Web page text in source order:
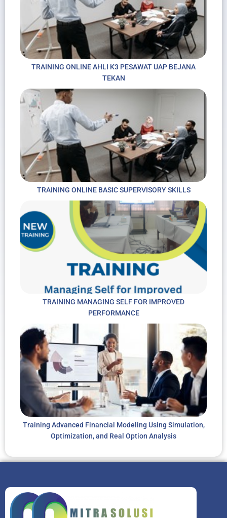
TRAINING ONLINE AHLI K3 PESAWAT UAP BEJANA
TEKAN
TRAINING ONLINE BASIC SUPERVISORY SKILLS
TRAINING MANAGING SELF FOR IMPROVED
PERFORMANCE
Training Advanced Financial Modeling Using Simulation,
Optimization, and Real Option Analysis